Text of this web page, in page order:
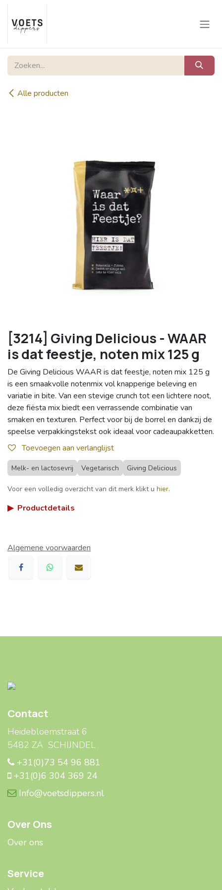
Overslaan naar inhoud
Alle producten
[3214] Giving Delicious - WAAR
is dat feestje, noten mix 125 g
De Giving Delicious WAAR is dat feestje, noten mix 125 g
is een smaakvolle notenmix vol knapperige beleving en
variatie in bite. Van een stevige crunch tot een lichtere noot,
deze fiësta mix biedt een verrassende combinatie van
smaken en texturen. Perfect voor bij de borrel en dankzij de
speelse verpakkingstekst ook ideaal voor cadeaupakketten.
Toevoegen aan verlanglijst
Melk- en lactosevrij Vegetarisch Giving Delicious
Voor een volledig overzicht van dit merk klikt u hier.
▶ Productdetails
Algemene voorwaarden
Contact
Heidebloemstraat 6
5482 ZA SCHIJNDEL
+31(0)73 54 96 881
+31(0)6 304 369 24
Info@voetsdippers.nl
Over Ons
Over ons
Service